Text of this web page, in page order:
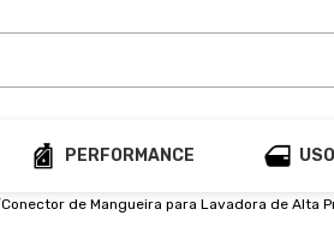
PERFORMANCE
Conector de Mangueira para Lavadora de Alta